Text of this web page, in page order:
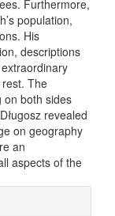
Furthermore,
population,
His
descriptions
The
on both sides
revealed
on geography
an
aspects of the